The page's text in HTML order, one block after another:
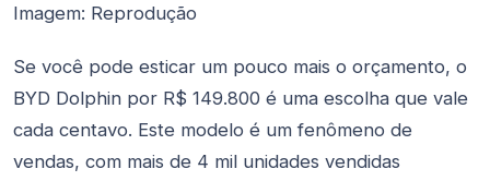
Imagem: Reprodução
Se você pode esticar um pouco mais o orçamento, o
BYD Dolphin por R$ 149.800 é uma escolha que vale
cada centavo. Este modelo é um fenômeno de
vendas, com mais de 4 mil unidades vendidas